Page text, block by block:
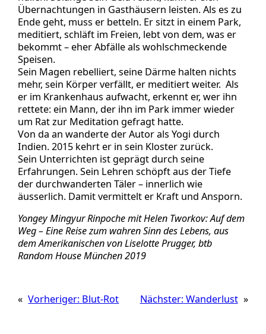
Übernachtungen in Gasthäusern leisten. Als es zu
Ende geht, muss er betteln. Er sitzt in einem Park,
meditiert, schläft im Freien, lebt von dem, was er
bekommt – eher Abfälle als wohlschmeckende
Speisen.
Sein Magen rebelliert, seine Därme halten nichts
mehr, sein Körper verfällt, er meditiert weiter. Als
er im Krankenhaus aufwacht, erkennt er, wer ihn
rettete: ein Mann, der ihn im Park immer wieder
um Rat zur Meditation gefragt hatte.
Von da an wanderte der Autor als Yogi durch
Indien. 2015 kehrt er in sein Kloster zurück.
Sein Unterrichten ist geprägt durch seine
Erfahrungen. Sein Lehren schöpft aus der Tiefe
der durchwanderten Täler – innerlich wie
äusserlich. Damit vermittelt er Kraft und Ansporn.
Yongey Mingyur Rinpoche mit Helen Tworkov: Auf dem
Weg – Eine Reise zum wahren Sinn des Lebens, aus
dem Amerikanischen von Liselotte Prugger, btb
Random House München 2019
« Vorheriger: Blut-Rot Nächster:Wanderlust »